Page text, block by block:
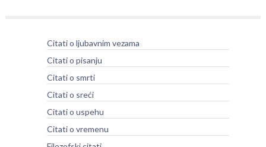
Citati o ljubavnim vezama
Citati o pisanju
Citati o smrti
Citati o sreći
Citati o uspehu
Citati o vremenu